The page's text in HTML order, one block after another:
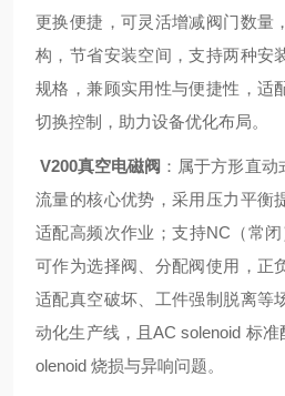
更换便捷，可灵活增减阀门数量
构，节省安装空间，支持两种安
规格，兼顾实用性与便捷性，适
切换控制，助力设备优化布局。
V200真空电磁阀 ：属于方形直
流量的核心优势，采用压力平衡
适配高频次作业；支持NC（常
可作为选择阀、分配阀使用，正
适配真空破坏、工件强制脱离等
动化生产线，且AC solenoid 标
olenoid 烧损与异响问题。